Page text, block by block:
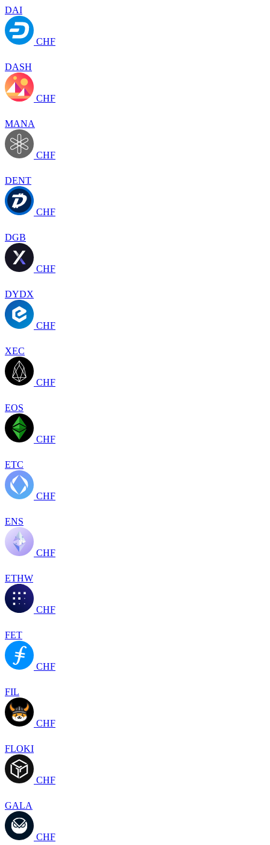
DAI
CHF
DASH
CHF
MANA
CHF
DENT
CHF
DGB
CHF
DYDX
CHF
XEC
CHF
EOS
CHF
ETC
CHF
ENS
CHF
ETHW
CHF
FET
CHF
FIL
CHF
FLOKI
CHF
GALA
CHF